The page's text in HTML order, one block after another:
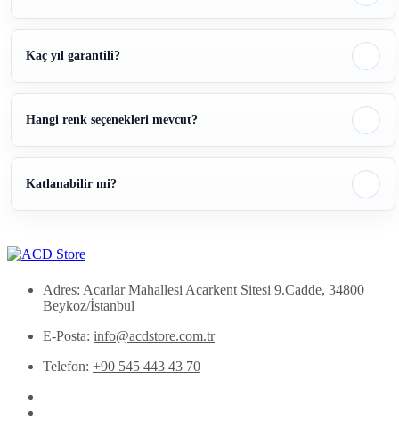
Kaç yıl garantili?
Hangi renk seçenekleri mevcut?
Katlanabilir mi?
Adres: Acarlar Mahallesi Acarkent Sitesi 9.Cadde, 34800
Beykoz/İstanbul
E-Posta: info@acdstore.com.tr
Telefon: +90 545 443 43 70